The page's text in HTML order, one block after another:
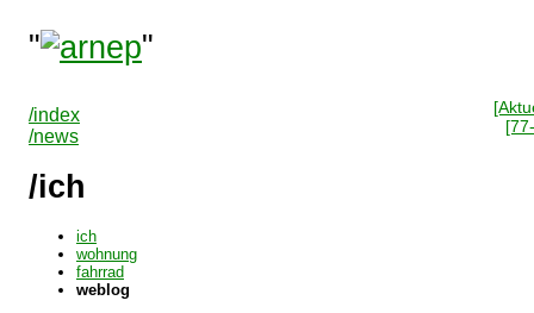
" "
/index
/news
/ich
ich
wohnung
fahrrad
weblog